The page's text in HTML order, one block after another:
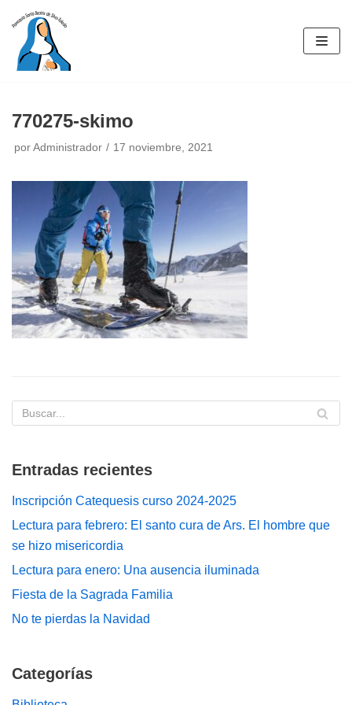
Saltar
contenido
770275-skimo
por Administrador 17 noviembre, 2021
Entradas recientes
Inscripción Catequesis curso 2024-2025
Lectura para febrero: El santo cura de Ars. El hombre que
se hizo misericordia
Lectura para enero: Una ausencia iluminada
Fiesta de la Sagrada Familia
No te pierdas la Navidad
Categorías